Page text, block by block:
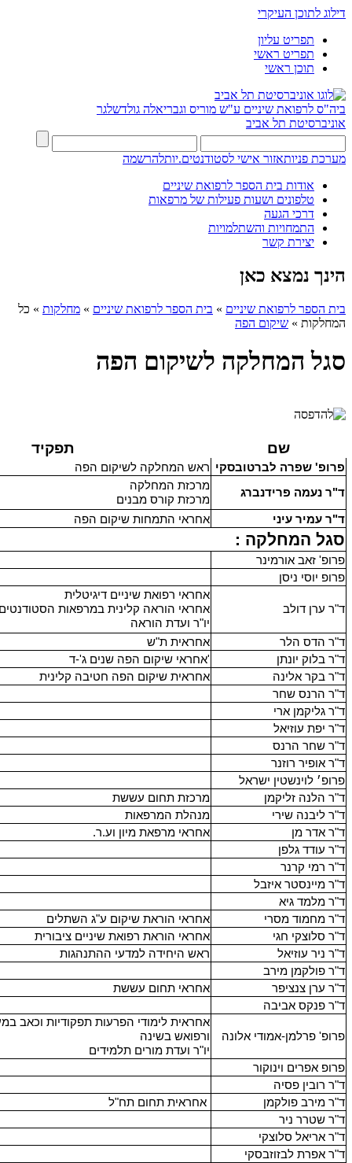
דילוג לתוכן העיקרי
תפריט עליון
תפריט ראשי
תוכן ראשי
ביה"ס לרפואת שיניים ע"ש מוריס וגבריאלה גולדשלגר
אוניברסיטת תל אביב
מערכת פניותאזור אישי לסטודנטים.יותלהרשמה
אודות בית הספר לרפואת שיניים
טלפונים ושעות פעילות של מרפאות
דרכי הגעה
התמחויות והשתלמויות
יצירת קשר
הינך נמצא כאן
בית הספר לרפואת שיניים » בית הספר לרפואת שיניים » מחלקות » כל
המחלקות » שיקום הפה
סגל המחלקה לשיקום הפה
שם תפקיד
פרופ' שפרה לברטובסקי ראש המחלקה לשיקום הפה
ד"ר נעמה פרידנברג
מרכזת המחלקה
מרכזת קורס מבנים
ד"ר עמיר עיני
אחראי התמחות שיקום הפה
סגל המחלקה :
פרופ' זאב אורמינר
פרופ יוסי ניסן
ד"ר ערן דולב
אחראי רפואת שיניים דיגיטלית
אחראי הוראה קלינית במרפאות
יו"ר ועדת הוראה
ד"ר הדס הלר
אחראית ת"ש
ד"ר בלוק יונתן
אחראי שיקום הפה שנים ג'-ד'
ד"ר בקר אלינה
אחראית שיקום הפה חטיבה קלינית
ד"ר הרנס שחר
ד"ר גליקמן ארי
ד"ר יפת עוזיאל
ד"ר שחר הרנס
ד"ר אופיר רוזנר
פרופ׳ לוינשטין ישראל
ד"ר הלנה זליקמן
מרכזת תחום עששת
ד"ר ליבנה שירי
מנהלת המרפאות
ד"ר אדר מן
אחראי מרפאת מיון וע.ר.
ד"ר עודד גלפן
ד"ר רמי קרנר
ד"ר מיינסטר איזבל
ד"ר מלמד גיא
ד"ר מחמוד מסרי
אחראי הוראת שיקום ע"ג השתלים
ד"ר סלוצקי חגי
אחראי הוראת רפואת שיניים ציבורית
ד"ר ניר עוזיאל
ראש היחידה למדעי ההתנהגות
ד"ר פולקמן מירב
ד"ר ערן צנציפר
אחראי תחום עששת
ד"ר פנקס אביבה
פרופ' פרלמן-אמודי אלונה
ורפואש בשינה
יו"ר ועדת מורים תלמידים
פרופ אפרים וינוקור
ד"ר רובין פסיה
ד"ר מירב פולקמן
אחראית תחום תח"ל
ד"ר שטרר ניר
ד"ר אריאל סלוצקי
ד"ר אפרת לבזוזבסקי